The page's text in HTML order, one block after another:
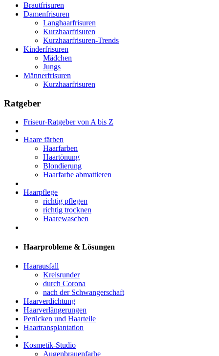
Brautfrisuren
Damenfrisuren
Langhaarfrisuren
Kurzhaarfrisuren
Kurzhaarfrisuren-Trends
Kinderfrisuren
Mädchen
Jungs
Männerfrisuren
Kurzhaarfrisuren
Ratgeber
Friseur-Ratgeber von A bis Z
Haare färben
Haarfarben
Haartönung
Blondierung
Haarfarbe abmattieren
Haarpflege
richtig pflegen
richtig trocknen
Haarewaschen
Haarprobleme & Lösungen
Haarausfall
Kreisrunder
durch Corona
nach der Schwangerschaft
Haarverdichtung
Haarverlängerungen
Perücken und Haarteile
Haartransplantation
Kosmetik-Studio
Augenbrauenfarbe